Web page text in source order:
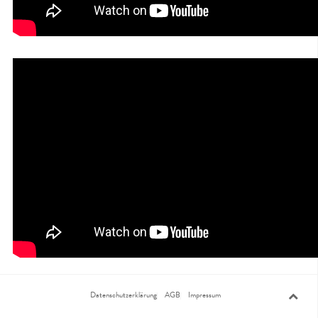
Datenschutzerklärung AGB Impressum